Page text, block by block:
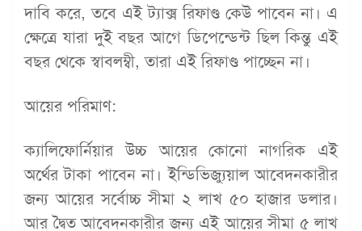
দাবি করে, তবে এই ট্যাক্স রিফাণ্ড কেউ পাবেন না। এ
ক্ষেত্রে যারা দুই বছর আগে ডিপেন্ডেন্ট ছিল কিন্তু এই
বছর থেকে স্বাবলম্বী, তারা এই রিফাণ্ড পাচ্ছেন না।
আয়ের পরিমাণ:
ক্যালিফোর্নিয়ার উচ্চ আয়ের কোনো নাগরিক এই
অর্থের টাকা পাবেন না। ইন্ডিভিজ্যুয়াল আবেদনকারীর
জন্য আয়ের সর্বোচ্চ সীমা ২ লাখ ৫০ হাজার ডলার।
আর দ্বৈত আবেদনকারীর জন্য এই আয়ের সীমা ৫ লাখ